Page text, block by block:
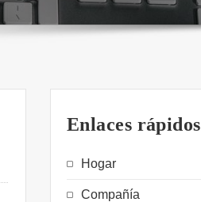
Enlaces rápidos
Hogar
Compañía